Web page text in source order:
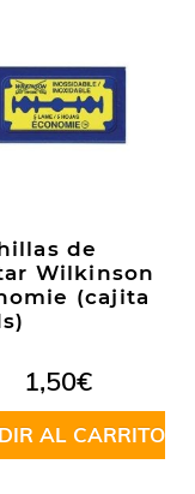
de
Wilkinson
(cajita
1,50€
AL CARRITO